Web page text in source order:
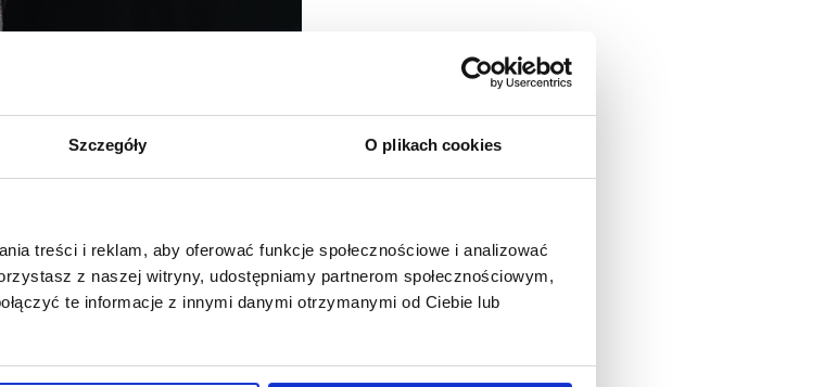
Szczegóły O plikach cookies
treści i reklam, aby oferować funkcje społecznościowe i analizować
z naszej witryny, udostępniamy partnerom społecznościowym,
te informacje z innymi danymi otrzymanymi od Ciebie lub